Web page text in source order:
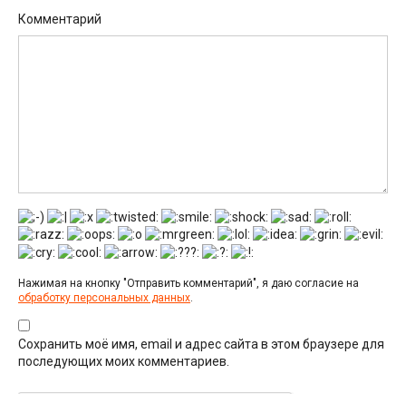
Комментарий
Нажимая на кнопку "Отправить комментарий", я даю согласие на
обработку персональных данных.
Сохранить моё имя, email и адрес сайта в этом браузере для
последующих моих комментариев.